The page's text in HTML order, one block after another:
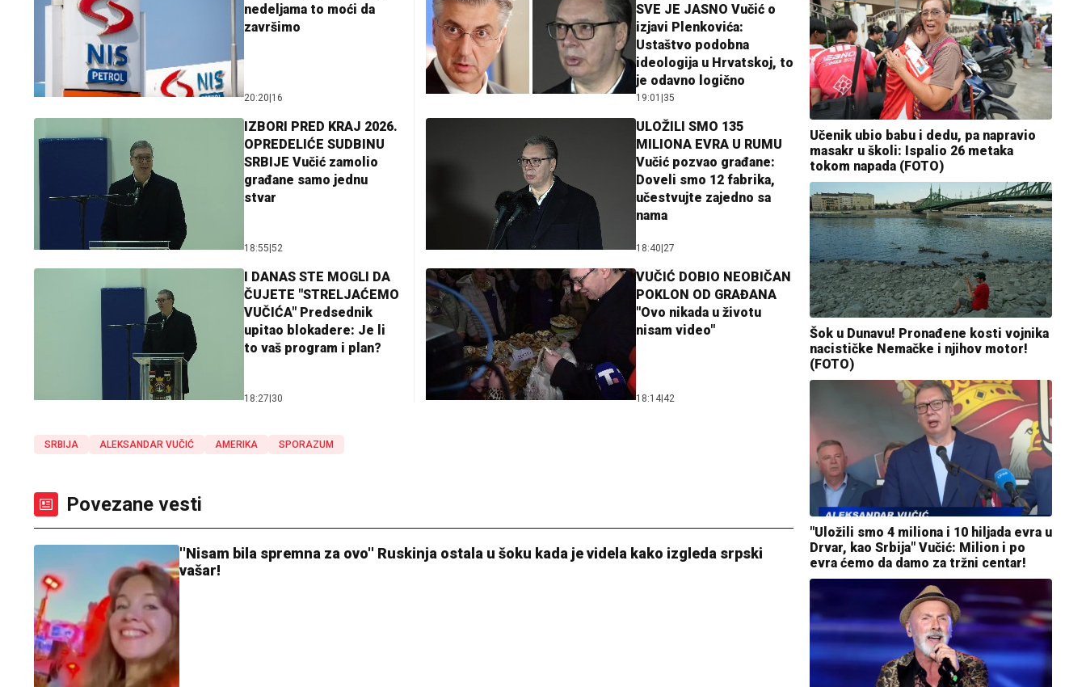
nedeljama to moći da
završimo
20:20 16
SVE JE JASNO Vučić o
izjavi Plenkovića:
Ustaštvo podobna
ideologija u Hrvatskoj, to
je odavno logično
19:01 35
IZBORI PRED KRAJ 2026.
OPREDELIĆE SUDBINU
SRBIJE Vučić zamolio
građane samo jednu
stvar
18:55 52
ULOŽILI SMO 135
MILIONA EVRA U RUMU
Vučić pozvao građane:
Doveli smo 12 fabrika,
učestvujte zajedno sa
nama
18:40 27
I DANAS STE MOGLI DA
ČUJETE "STRELJAĆEMO
VUČIĆA" Predsednik
upitao blokadere: Je li
to vaš program i plan?
18:27 30
VUČIĆ DOBIO NEOBIČAN
POKLON OD GRAĐANA
"Ovo nikada u životu
nisam video"
18:14 42
SRBIJA ALEKSANDAR VUČIĆ AMERIKA SPORAZUM
Povezane vesti
''Nisam bila spremna za ovo'' Ruskinja ostala u šoku kada je videla kako izgleda srpski
vašar!
Učenik ubio babu i dedu, pa napravio
masakr u školi: Ispalio 26 metaka
tokom napada (FOTO)
Šok u Dunavu! Pronađene kosti vojnika
nacističke Nemačke i njihov motor!
(FOTO)
"Uložili smo 4 miliona i 10 hiljada evra u
Drvar, kao Srbija" Vučić: Milion i po
evra ćemo da damo za tržni centar!